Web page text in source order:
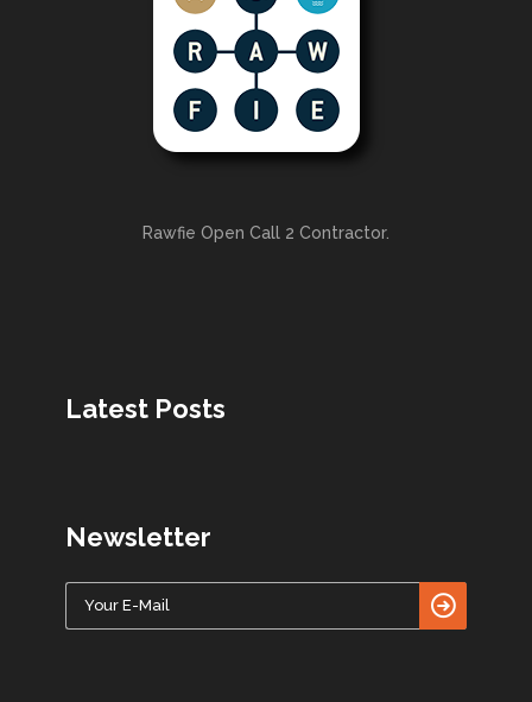
Rawfie Open Call 2 Contractor.
Latest Posts
Newsletter